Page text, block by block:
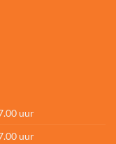
uur
uur